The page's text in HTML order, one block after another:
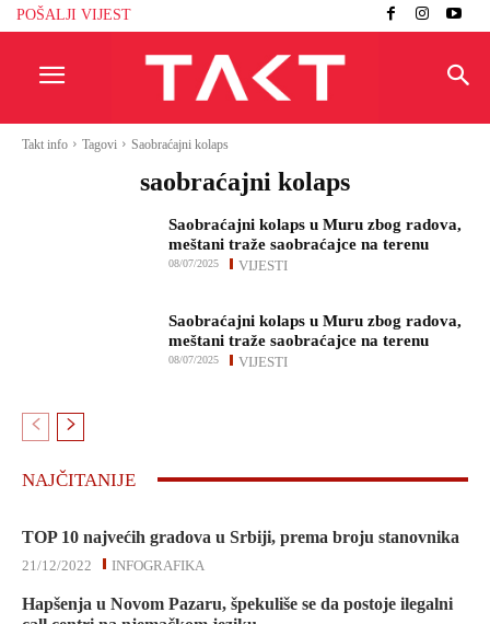
POŠALJI VIJEST
Takt info Tagovi Saobraćajni kolaps
saobraćajni kolaps
Saobraćajni kolaps u Muru zbog radova,
meštani traže saobraćajce na terenu
VIJESTI
08/07/2025
Saobraćajni kolaps u Muru zbog radova,
meštani traže saobraćajce na terenu
VIJESTI
08/07/2025
NAJČITANIJE
TOP 10 najvećih gradova u Srbiji, prema broju stanovnika
INFOGRAFIKA
21/12/2022
Hapšenja u Novom Pazaru, špekuliše se da postoje ilegalni